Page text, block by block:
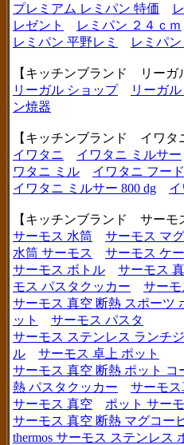
プレミアム レミパン 特価
レゼント
レミパン ２４ｃｍ
レミパン 平野レミ
レミパ
【キッチンブランド リーガ
リーガル ショップ
リーガ
ン焼器
【キッチンブランド イワタ
イワタニ
イワタニ ミルサー
ワタニ ミル
イワタニ フー
イワタニ ミルサー 800 dg
【キッチンブランド サーモ
サーモス 水筒
サーモス マグ
水筒 サーモス
サーモス ケ
サーモス ボトル
サーモス
モス パスタクッカー
サー
サーモス 真空 断熱 スポーツ
ット
サーモス パスタ
サーモス ステンレス ランチ
ル
サーモス 卓上 ポット
サーモス 真空 断熱 ポット コ
熱 パスタクッカー
サーモ
サーモス 真空
ポット サー
サーモス 真空 断熱 マグコー
thermos サーモス ステンレス